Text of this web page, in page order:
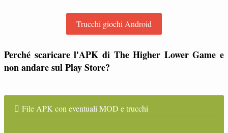
Trucchi giochi Android
Perché scaricare l'APK di The Higher Lower Game e
non andare sul Play Store?
File APK con eventuali MOD e trucchi